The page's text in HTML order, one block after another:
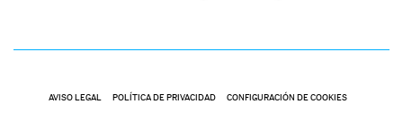
AVISO LEGAL POLÍTICA DE PRIVACIDAD CONFIGURACIÓN DE COOKIES